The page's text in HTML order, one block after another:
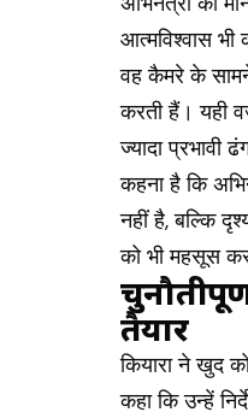
आत्मविश्वास भी
वह कैमरे के
करती हैं। यही
ज्यादा प्रभावी
कहना है कि
नहीं है, बल्कि
को भी महसूस
तैयार
कियारा ने खुद
कहा कि उन्हें